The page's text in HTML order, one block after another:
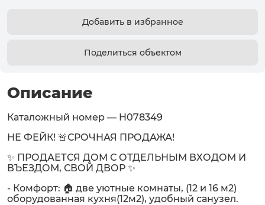
Добавить в избранное
Поделиться объектом
Описание
Каталожный номер — H078349
НЕ ФЕЙК! 🚨СРОЧНАЯ ПРОДАЖА!
✨ ПРОДАЕТСЯ ДОМ С ОТДЕЛЬНЫМ ВХОДОМ И
ВЪЕЗДОМ, СВОЙ ДВОР ✨
- Комфорт: 🏠 две уютные комнаты, (12 и 16 м2)
оборудованная кухня(12м2), удобный санузел.